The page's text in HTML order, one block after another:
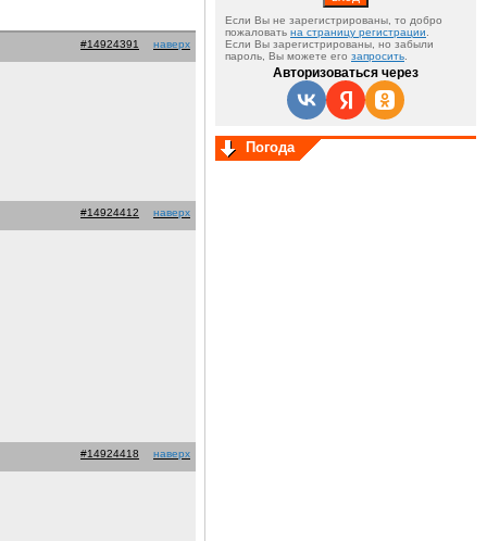
#14924391 наверх
#14924412 наверх
#14924418 наверх
Если Вы не зарегистрированы, то добро
пожаловать на страницу регистрации
Если Вы зарегистрированы, но забыли
пароль, Вы можете его запросить
Авторизоваться через
Погода